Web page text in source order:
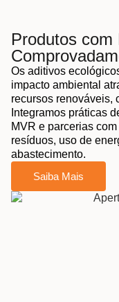
Produtos com
Os aditivos
impacto ambiental
recursos renováveis,
Integramos práticas
MVR e parcerias
resíduos, uso de
abastecimento.
Saiba Mais